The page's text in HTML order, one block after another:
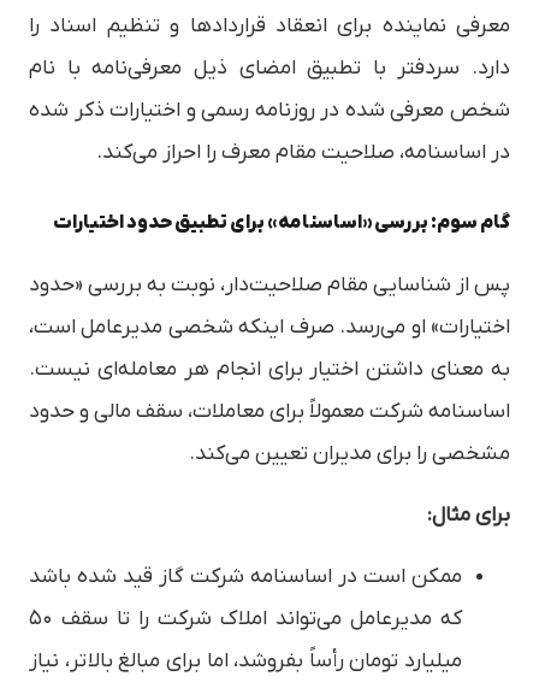
معرفی نماینده برای انعقاد قراردادها و تنظیم اسناد را
دارد. سردفتر با تطبیق امضای ذیل معرفی‌نامه با نام
شخص معرفی شده در روزنامه رسمی و اختیارات ذکر شده
در اساسنامه، صلاحیت مقام معرف را احراز می‌کند.
گام سوم: بررسی «اساسنامه» برای تطبیق حدود اختیارات
پس از شناسایی مقام صلاحیت‌دار، نوبت به بررسی «حدود
اختیارات» او می‌رسد. صرف اینکه شخصی مدیرعامل است،
به معنای داشتن اختیار برای انجام هر معامله‌ای نیست.
اساسنامه شرکت معمولاً برای معاملات، سقف مالی و حدود
مشخصی را برای مدیران تعیین می‌کند.
برای مثال:
ممکن است در اساسنامه شرکت گاز قید شده باشد
که مدیرعامل می‌تواند املاک شرکت را تا سقف ۵۰
میلیارد تومان رأساً بفروشد، اما برای مبالغ بالاتر، نیاز